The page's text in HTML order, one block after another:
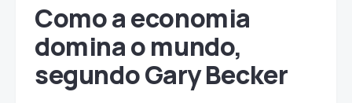
Como a economia
domina o mundo,
segundo Gary Becker